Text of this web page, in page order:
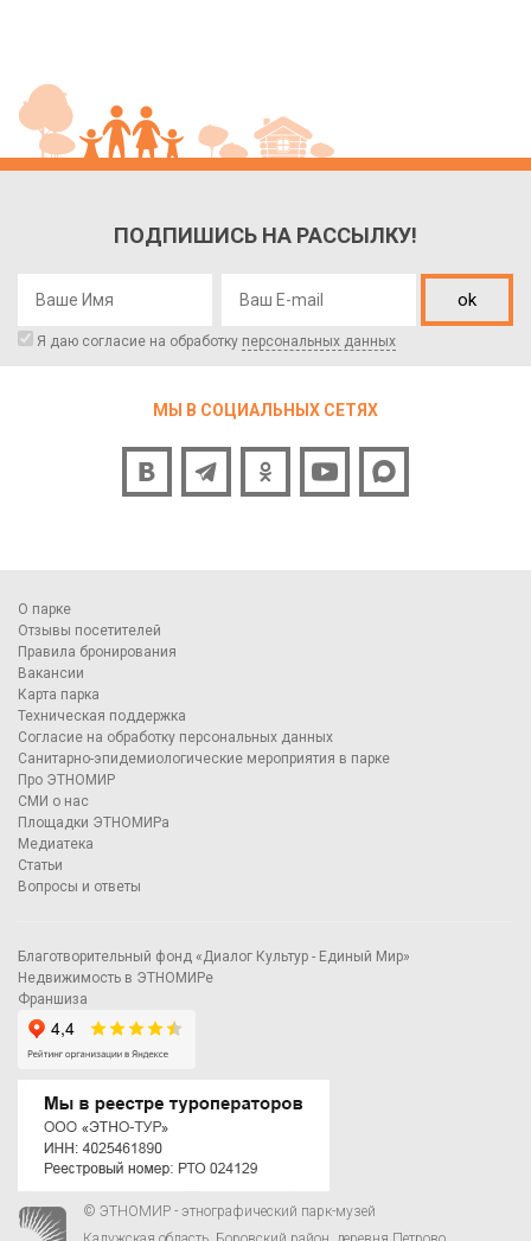
ПОДПИШИСЬ НА РАССЫЛКУ!
ok
Я даю согласие на обработку персональных данных
МЫ В СОЦИАЛЬНЫХ СЕТЯХ
О парке
Отзывы посетителей
Правила бронирования
Вакансии
Карта парка
Техническая поддержка
Согласие на обработку персональных данных
Санитарно-эпидемиологические мероприятия в парке
Про ЭТНОМИР
СМИ о нас
Площадки ЭТНОМИРа
Медиатека
Статьи
Вопросы и ответы
Благотворительный фонд «Диалог Культур - Единый Мир»
Недвижимость в ЭТНОМИРе
Франшиза
© ЭТНОМИР - этнографический парк-музей